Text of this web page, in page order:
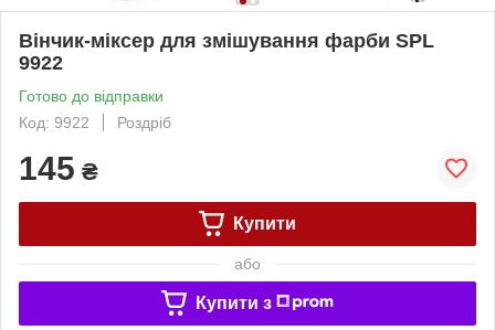
Вінчик-міксер для змішування фарби SPL
9922
Готово до відправки
Код: 9922
Роздріб
145 ₴
Купити
або
Купити з